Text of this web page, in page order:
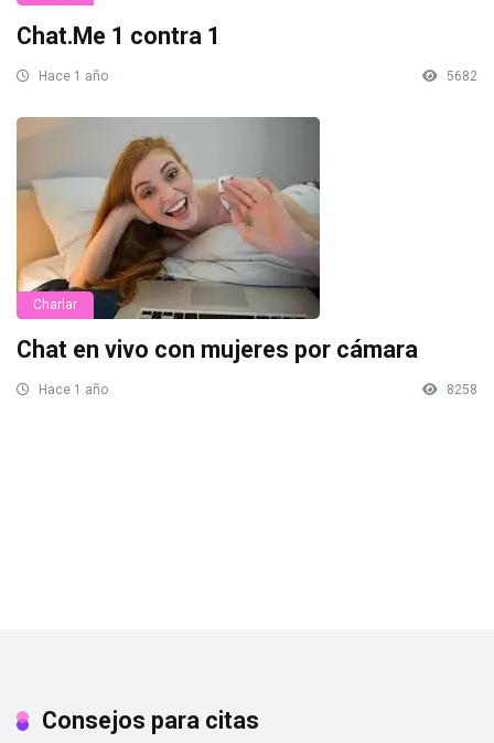
Chat.Me 1 contra 1
Hace 1 año 5682
Charlar
Chat en vivo con mujeres por cámara
Hace 1 año 8258
Consejos para citas